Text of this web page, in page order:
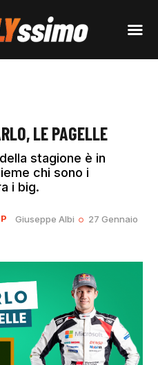
LE PAGELLE
stagione è in
chi sono i
i big.
Giuseppe Albi
27 Gennaio